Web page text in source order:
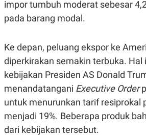
N
N
T
A
K
A
E
M
E
N
E
A
E
R
A
V
E
R
T
S
impor tumbuh moderat sebesar
pada barang modal.
Ke depan, peluang ekspor ke
diperkirakan semakin terbuka. Hal
kebijakan Presiden AS Donald
menandatangani Executive Order
untuk menurunkan tarif resiprokal
menjadi 19%. Beberapa produk
dari kebijakan tersebut.